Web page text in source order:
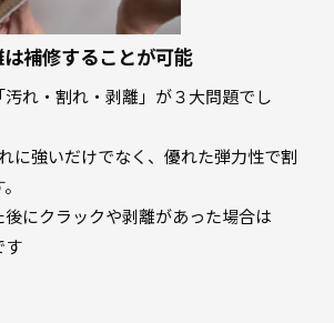
補修することが可能
れ・割れ・剥離」が３大問題でし
に強いだけでなく、優れた弾力性で割
にクラックや剥離があった場合は
す